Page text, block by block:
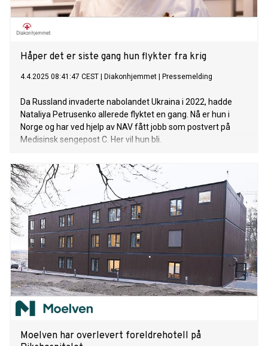
Håper det er siste gang hun flykter fra krig
4.4.2025 08:41:47 CEST Diakonhjemmet Pressemelding
Da Russland invaderte nabolandet Ukraina i 2022, hadde
Nataliya Petrusenko allerede flyktet en gang. Nå er hun i
Norge og har ved hjelp av NAV fått jobb som postvert på
Medisinsk sengepost C. Her vil hun bli.
Moelven har overlevert foreldrehotell på